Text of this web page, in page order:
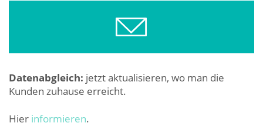
Datenabgleich: jetzt aktualisieren, wo man die
Kunden zuhause erreicht.
Hier informieren.